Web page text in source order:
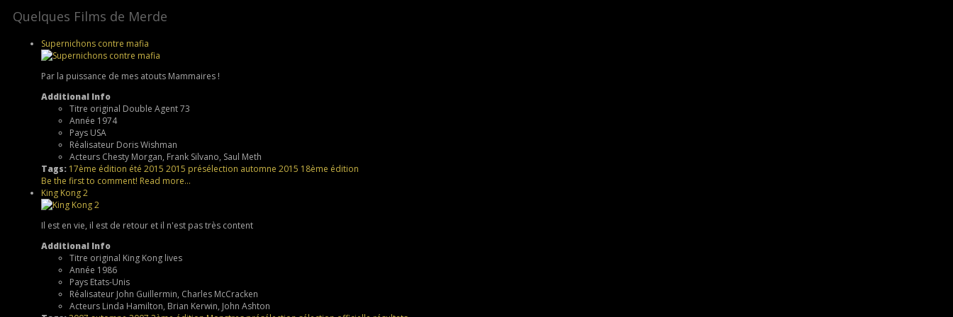
Quelques Films de Merde
Supernichons contre mafia
Par la puissance de mes atouts Mammaires !
Additional Info
Titre original Double Agent 73
Année 1974
Pays USA
Réalisateur Doris Wishman
Acteurs Chesty Morgan, Frank Silvano, Saul Meth
Tags: 17ème édition été 2015 2015 présélection automne 2015 18ème édition
Be the first to comment! Read more...
King Kong 2
Il est en vie, il est de retour et il n'est pas très content
Additional Info
Titre original King Kong lives
Année 1986
Pays Etats-Unis
Réalisateur John Guillermin, Charles McCracken
Acteurs Linda Hamilton, Brian Kerwin, John Ashton